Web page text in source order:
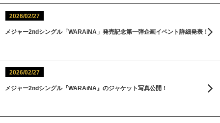
2026/02/27
メジャー2ndシングル「WARAiNA」発売記念第一弾企画イベント詳細発表！
2026/02/27
メジャー2ndシングル『WARAiNA』のジャケット写真公開！